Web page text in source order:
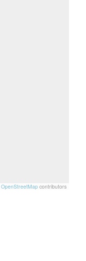
OpenStreetMap contributors